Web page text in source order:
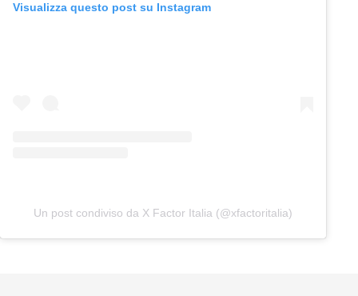
Visualizza questo post su Instagram
Un post condiviso da X Factor Italia (@xfactoritalia)